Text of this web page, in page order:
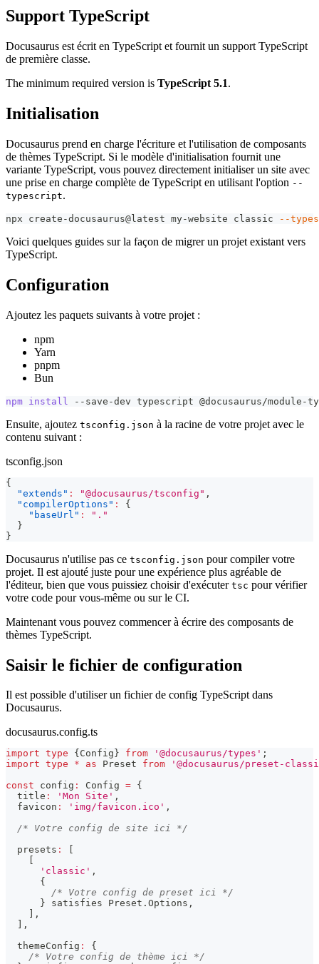
Support TypeScript
Docusaurus est écrit en TypeScript et fournit un support TypeScript
de première classe.
The minimum required version is TypeScript 5.1.
Initialisation
Docusaurus prend en charge l'écriture et l'utilisation de composants
de thèmes TypeScript. Si le modèle d'initialisation fournit une
variante TypeScript, vous pouvez directement initialiser un site avec
une prise en charge complète de TypeScript en utilisant l'option --
typescript.
npx create-docusaurus@latest my-website classic --
Voici quelques guides sur la façon de migrer un projet existant vers
TypeScript.
Configuration
Ajoutez les paquets suivants à votre projet :
npm
Yarn
pnpm
Bun
npm install --save-dev typescript @docusaurus/module-
Ensuite, ajoutez tsconfig.json à la racine de votre projet avec le
contenu suivant :
tsconfig.json
{
"extends" : "@docusaurus/tsconfig" ,
"compilerOptions" :
{
"baseUrl" :
"."
}
}
Docusaurus n'utilise pas ce tsconfig.json pour compiler votre
projet. Il est ajouté juste pour une expérience plus agréable de
l'éditeur, bien que vous puissiez choisir d'exécuter tsc pour vérifier
votre code pour vous-même ou sur le CI.
Maintenant vous pouvez commencer à écrire des composants de
thèmes TypeScript.
Saisir le fichier de configuration
Il est possible d'utiliser un fichier de config TypeScript dans
Docusaurus.
docusaurus.config.ts
import type { Config } from '@docusaurus/types' ;
import type * as Preset from
'@docusaurus/preset-
const config : Config = {
  title
: 'Mon Site' ,
  favicon
: 'img/favicon.ico' ,
/* Votre config de site ici */
  presets
:
'classic' ,
{
/* Votre config de preset ici */
} satisfies Preset . Options ,
,
,
  themeConfig
:
{
/* Votre config de thème ici */